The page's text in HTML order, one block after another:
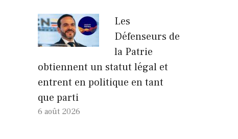
Les
Défenseurs de
la Patrie
obtiennent un statut légal et
entrent en politique en tant
que parti
6 août 2026